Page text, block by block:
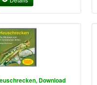
Download